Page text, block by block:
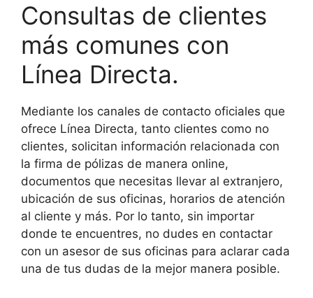
Consultas de clientes
más comunes con
Línea Directa.
Mediante los canales de contacto oficiales que
ofrece Línea Directa, tanto clientes como no
clientes, solicitan información relacionada con
la firma de pólizas de manera online,
documentos que necesitas llevar al extranjero,
ubicación de sus oficinas, horarios de atención
al cliente y más. Por lo tanto, sin importar
donde te encuentres, no dudes en contactar
con un asesor de sus oficinas para aclarar cada
una de tus dudas de la mejor manera posible.